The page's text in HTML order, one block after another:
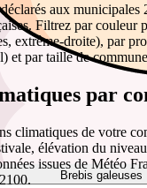
Brebis galeuses
aux municipales
Filtrez par couleur
extrême-droite), par
et par taille de
par
climatiques de votre
élévation du
issues de Météo